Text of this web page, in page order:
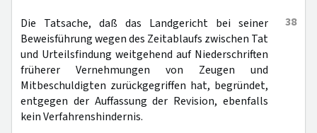
38
Die Tatsache, daß das Landgericht bei seiner
Beweisführung wegen des Zeitablaufs zwischen Tat
und Urteilsfindung weitgehend auf Niederschriften
früherer Vernehmungen von Zeugen und
Mitbeschuldigten zurückgegriffen hat, begründet,
entgegen der Auffassung der Revision, ebenfalls
kein Verfahrenshindernis.